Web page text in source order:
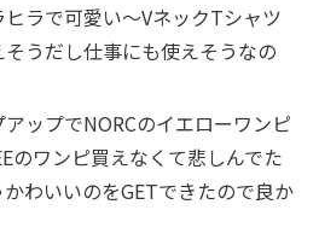
ラで可愛い〜VネックTシャツ
うだし仕事にも使えそうなの
ップでNORCのイエローワンピ
のワンピ買えなくて悲しんでた
わいいのをGETできたので良か